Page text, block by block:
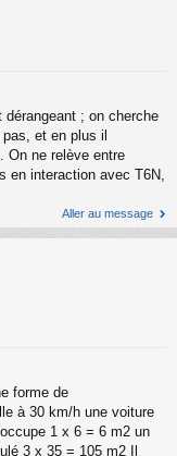
; on cherche
et en plus il
On ne relève entre
en interaction avec T6N,
Aller au message
forme de
à 30 km/h une voiture
1 x 6 = 6 m2 un
3 x 35 = 105 m2 Il